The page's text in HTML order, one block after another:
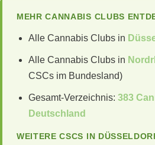
MEHR CANNABIS CLUBS
Alle Cannabis Clubs in
Alle Cannabis Clubs in
CSCs im Bundesland)
Gesamt-Verzeichnis: 383
Deutschland
WEITERE CSCS IN